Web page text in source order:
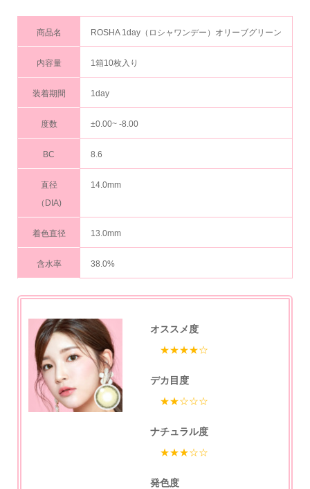
商品名 ROSHA 1day（ロシャワンデー）オリーブグリーン
内容量 1箱10枚入り
装着期間 1day
度数 ±0.00~ -8.00
BC 8.6
直径
（DIA)
14.0mm
着色直径 13.0mm
含水率 38.0%
オススメ度
★★★★☆
デカ目度
★★☆☆☆
ナチュラル度
★★★☆☆
発色度